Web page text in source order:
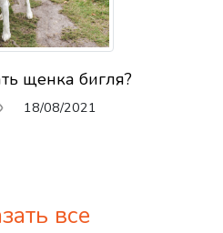
щенка бигля?
18/08/2021
все